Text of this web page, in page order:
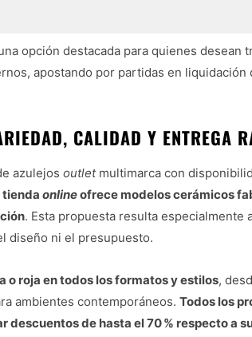
opción destacada para quienes desean
apostando por partidas en liquidación
CALIDAD Y ENTREGA
azulejos outletmultimarca con
tienda onlineofrece modelos cerámicos
. Esta propuesta resulta especialmente
diseño ni el presupuesto.
o roja en todos los formatos y estilos,
ambientes contemporáneos. Todos los
de hasta el 70 % respecto a